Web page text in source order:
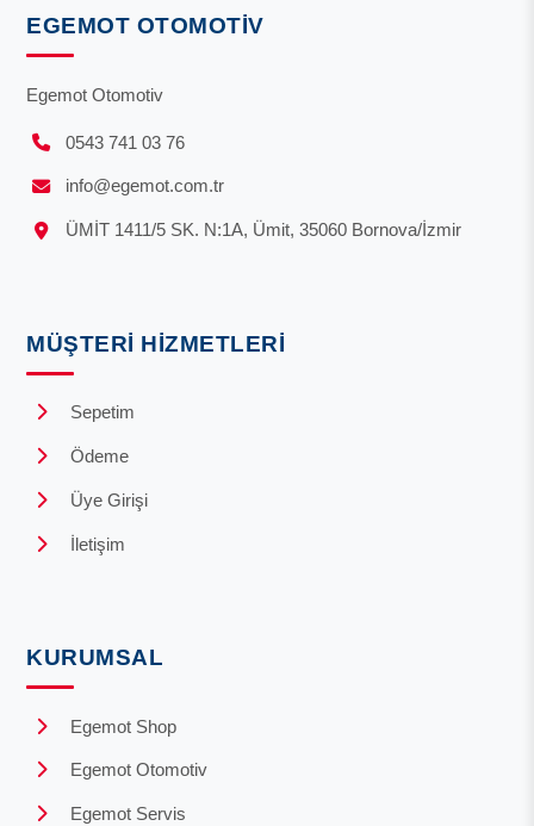
EGEMOT OTOMOTIV
Egemot Otomotiv
0543 741 03 76
info@egemot.com.tr
ÜMİT 1411/5 SK. N:1A, Ümit, 35060 Bornova/İzmir
MÜŞTERI HIZMETLERI
Sepetim
Ödeme
Üye Girişi
İletişim
KURUMSAL
Egemot Shop
Egemot Otomotiv
Egemot Servis